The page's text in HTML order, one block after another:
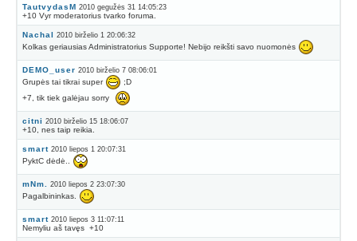
TautvydasM 2010 gegužės 31 14:05:23
+10 Vyr moderatorius tvarko foruma.
Nachal 2010 birželio 1 20:06:32
Kolkas geriausias Administratorius Supporte! Nebijo reikšti savo nuomonės
DEMO_user 2010 birželio 7 08:06:01
Grupės tai tikrai super
;D
+7, tik tiek galėjau sorry
citni 2010 birželio 15 18:06:07
+10, nes taip reikia.
smart 2010 liepos 1 20:07:31
PyktC dėdė..
mNm. 2010 liepos 2 23:07:30
Pagalbininkas.
smart 2010 liepos 3 11:07:11
Nemyliu aš tavęs +10